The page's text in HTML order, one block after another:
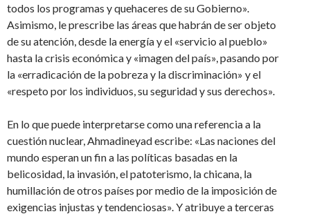
todos los programas y quehaceres de su Gobierno».
Asimismo, le prescribe las áreas que habrán de ser objeto
de su atención, desde la energía y el «servicio al pueblo»
hasta la crisis económica y «imagen del país», pasando por
la «erradicación de la pobreza y la discriminación» y el
«respeto por los individuos, su seguridad y sus derechos».
En lo que puede interpretarse como una referencia a la
cuestión nuclear, Ahmadineyad escribe: «Las naciones del
mundo esperan un fin a las políticas basadas en la
belicosidad, la invasión, el patoterismo, la chicana, la
humillación de otros países por medio de la imposición de
exigencias injustas y tendenciosas». Y atribuye a terceras